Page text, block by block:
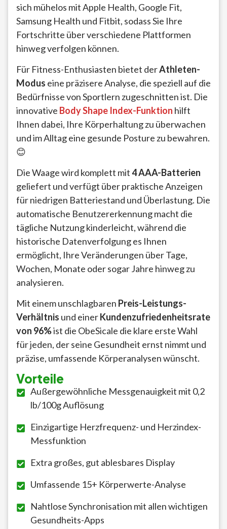
sich mühelos mit Apple Health, Google Fit,
Samsung Health und Fitbit, sodass Sie Ihre
Fortschritte über verschiedene Plattformen
hinweg verfolgen können.
Für Fitness-Enthusiasten bietet derAthleten-
Modus eine präzisere Analyse, die speziell auf die
Bedürfnisse von Sportlern zugeschnitten ist. Die
innovative Body Shape Index-Funktion hilft
Ihnen dabei, Ihre Körperhaltung zu überwachen
und im Alltag eine gesunde Posture zu bewahren.
😊
Die Waage wird komplett mit4 AAA-Batterien
geliefert und verfügt über praktische Anzeigen
für niedrigen Batteriestand und Überlastung. Die
automatische Benutzererkennung macht die
tägliche Nutzung kinderleicht, während die
historische Datenverfolgung es Ihnen
ermöglicht, Ihre Veränderungen über Tage,
Wochen, Monate oder sogar Jahre hinweg zu
analysieren.
Mit einem unschlagbaren Preis-Leistungs-
Verhältnis und einerKundenzufriedenheitsrate
von 96%ist die ObeSicale die klare erste Wahl
für jeden, der seine Gesundheit ernst nimmt und
präzise, umfassende Körperanalysen wünscht.
Vorteile
Außergewöhnliche Messgenauigkeit mit 0,2
lb/100g Auflösung
Einzigartige Herzfrequenz- und Herzindex-
Messfunktion
Extra großes, gut ablesbares Display
Umfassende 15+ Körperwerte-Analyse
Nahtlose Synchronisation mit allen wichtigen
Gesundheits-Apps